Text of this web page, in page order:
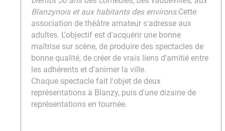
Blanzynois et aux habitants des environs.Cette
association de théâtre amateur s'adresse aux
adultes. L'objectif est d'acquérir une bonne
maîtrise sur scène, de produire des spectacles de
bonne qualité, de créer de vrais liens d'amitié entre
les adhérents et d'animer la ville.
Chaque spectacle fait l'objet de deux
représentations à Blanzy, puis d'une dizaine de
représentations en tournée.